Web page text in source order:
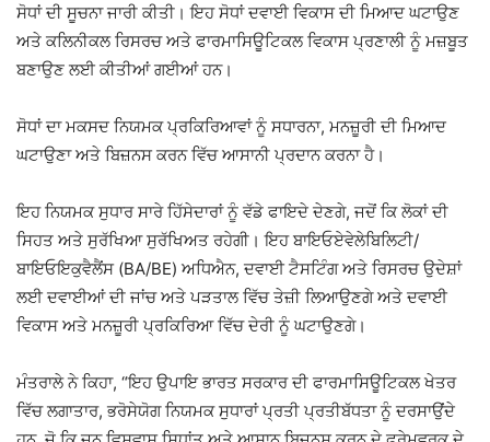
ਸੋਧਾਂ ਦੀ ਸੂਚਨਾ ਜਾਰੀ ਕੀਤੀ। ਇਹ ਸੋਧਾਂ ਦਵਾਈ ਵਿਕਾਸ ਦੀ ਮਿਆਦ ਘਟਾਉਣ
ਅਤੇ ਕਲਿਨੀਕਲ ਰਿਸਰਚ ਅਤੇ ਫਾਰਮਾਸਿਊਟਿਕਲ ਵਿਕਾਸ ਪ੍ਰਣਾਲੀ ਨੂੰ ਮਜ਼ਬੂਤ
ਬਣਾਉਣ ਲਈ ਕੀਤੀਆਂ ਗਈਆਂ ਹਨ।
ਸੋਧਾਂ ਦਾ ਮਕਸਦ ਨਿਯਮਕ ਪ੍ਰਕਿਰਿਆਵਾਂ ਨੂੰ ਸਧਾਰਨਾ, ਮਨਜ਼ੂਰੀ ਦੀ ਮਿਆਦ
ਘਟਾਉਣਾ ਅਤੇ ਬਿਜ਼ਨਸ ਕਰਨ ਵਿੱਚ ਆਸਾਨੀ ਪ੍ਰਦਾਨ ਕਰਨਾ ਹੈ।
ਇਹ ਨਿਯਮਕ ਸੁਧਾਰ ਸਾਰੇ ਹਿੱਸੇਦਾਰਾਂ ਨੂੰ ਵੱਡੇ ਫਾਇਦੇ ਦੇਣਗੇ, ਜਦੋਂ ਕਿ ਲੋਕਾਂ ਦੀ
ਸਿਹਤ ਅਤੇ ਸੁਰੱਖਿਆ ਸੁਰੱਖਿਅਤ ਰਹੇਗੀ। ਇਹ ਬਾਇਓਏਵੇਲੇਬਿਲਿਟੀ/
ਬਾਇਓਇਕੁਵੈਲੈਂਸ (BA/BE) ਅਧਿਐਨ, ਦਵਾਈ ਟੈਸਟਿੰਗ ਅਤੇ ਰਿਸਰਚ ਉਦੇਸ਼ਾਂ
ਲਈ ਦਵਾਈਆਂ ਦੀ ਜਾਂਚ ਅਤੇ ਪੜਤਾਲ ਵਿੱਚ ਤੇਜ਼ੀ ਲਿਆਉਣਗੇ ਅਤੇ ਦਵਾਈ
ਵਿਕਾਸ ਅਤੇ ਮਨਜ਼ੂਰੀ ਪ੍ਰਕਿਰਿਆ ਵਿੱਚ ਦੇਰੀ ਨੂੰ ਘਟਾਉਣਗੇ।
ਮੰਤਰਾਲੇ ਨੇ ਕਿਹਾ, “ਇਹ ਉਪਾਇ ਭਾਰਤ ਸਰਕਾਰ ਦੀ ਫਾਰਮਾਸਿਊਟਿਕਲ ਖੇਤਰ
ਵਿੱਚ ਲਗਾਤਾਰ, ਭਰੋਸੇਯੋਗ ਨਿਯਮਕ ਸੁਧਾਰਾਂ ਪ੍ਰਤੀ ਪ੍ਰਤੀਬੱਧਤਾ ਨੂੰ ਦਰਸਾਉਂਦੇ